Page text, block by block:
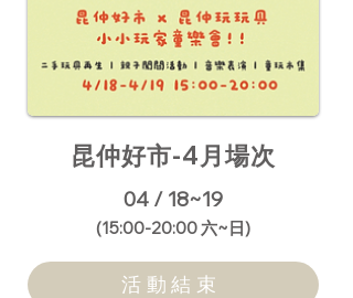
昆仲好市-4月場次
04 / 18~19
​(15:00-20:00 六~日)
活動結束